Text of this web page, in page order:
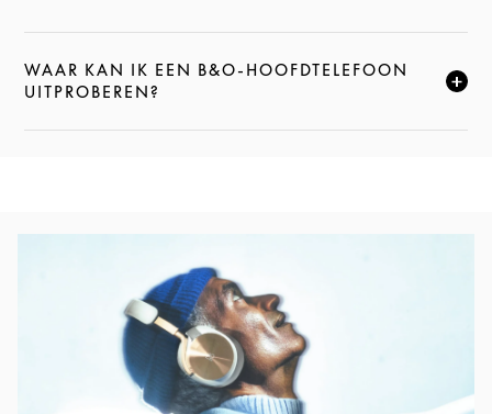
WAAR KAN IK EEN B&O-HOOFDTELEFOON
UITPROBEREN?
KLIK HIER OM DEZE BESCHRIJVING UIT TE